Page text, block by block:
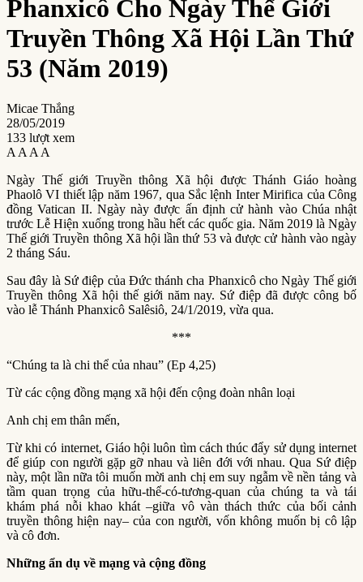
Phanxicô Cho Ngày Thế Giới
Truyền Thông Xã Hội Lần Thứ
53 (Năm 2019)
Micae Thắng
28/05/2019
133 lượt xem
A A A A
Ngày Thế giới Truyền thông Xã hội được Thánh Giáo hoàng
Phaolô VI thiết lập năm 1967, qua Sắc lệnh Inter Mirifica của Công
đồng Vatican II. Ngày này được ấn định cử hành vào Chúa nhật
trước Lễ Hiện xuống trong hầu hết các quốc gia. Năm 2019 là Ngày
Thế giới Truyền thông Xã hội lần thứ 53 và được cử hành vào ngày
2 tháng Sáu.
Sau đây là Sứ điệp của Đức thánh cha Phanxicô cho Ngày Thế giới
Truyền thông Xã hội thế giới năm nay. Sứ điệp đã được công bố
vào lễ Thánh Phanxicô Salêsiô, 24/1/2019, vừa qua.
***
“Chúng ta là chi thể của nhau” (Ep 4,25)
Từ các cộng đồng mạng xã hội đến cộng đoàn nhân loại
Anh chị em thân mến,
Từ khi có internet, Giáo hội luôn tìm cách thúc đẩy sử dụng internet
để giúp con người gặp gỡ nhau và liên đới với nhau. Qua Sứ điệp
này, một lần nữa tôi muốn mời anh chị em suy ngẫm về nền tảng và
tầm quan trọng của hữu-thể-có-tương-quan của chúng ta và tái
khám phá nỗi khao khát –giữa vô vàn thách thức của bối cảnh
truyền thông hiện nay– của con người, vốn không muốn bị cô lập
và cô đơn.
Những ẩn dụ về mạng và cộng đồng